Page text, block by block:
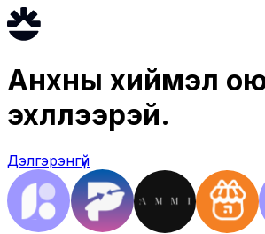
Анхны хиймэл
эхлүүлээрэй.
Дэлгэрэнгүй